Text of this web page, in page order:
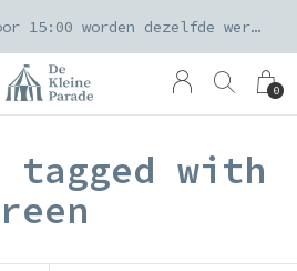
0
Orders geplaatst voor 15:00 worden dezelfde werkdag verzonden
tagged with